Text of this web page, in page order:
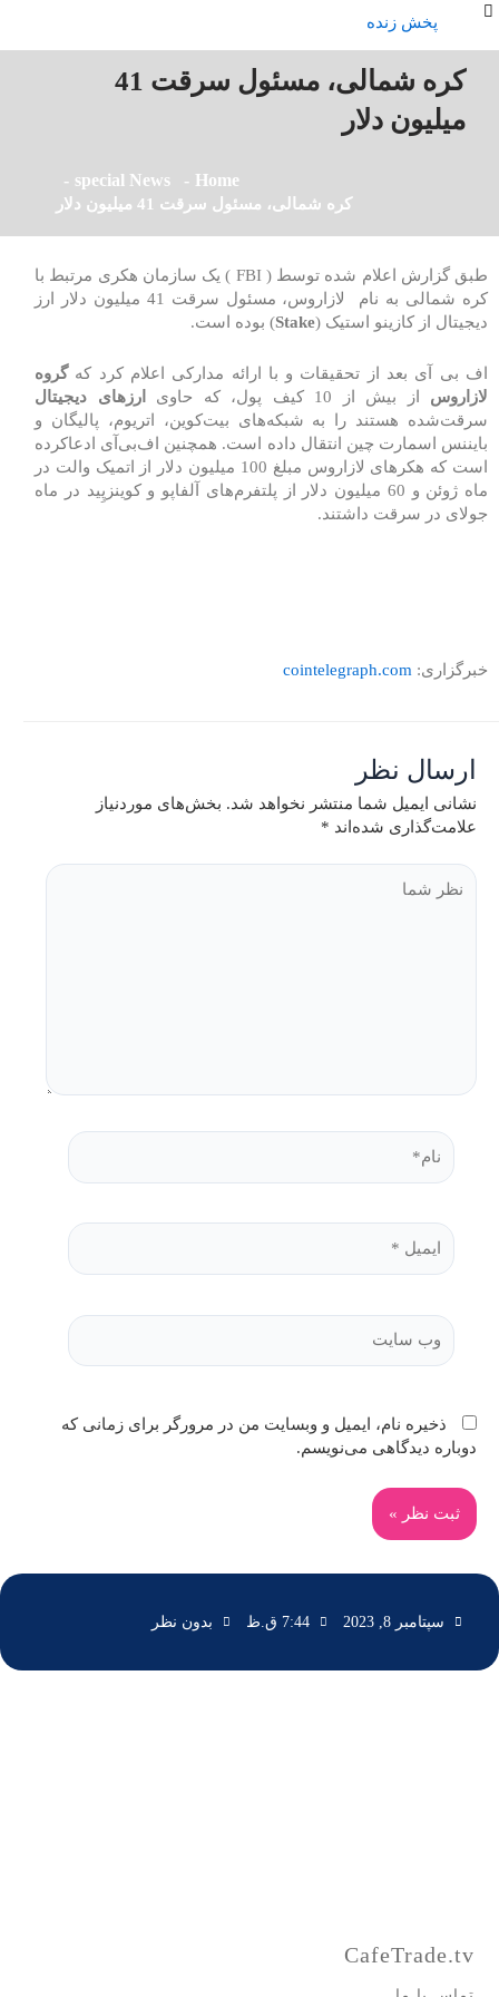
پخش زنده
کره شمالی، مسئول سرقت 41
میلیون دلار
Home
special News
کره شمالی، مسئول سرقت 41 میلیون دلار
طبق گزارش اعلام شده توسط ( FBI ) یک سازمان هکری مرتبط با
کره شمالی به نام لازاروس، مسئول سرقت 41 میلیون دلار ارز
دیجیتال از کازینو استیک (Stake) بوده است.
اف بی آی بعد از تحقیقات و با ارائه مدارکی اعلام کرد کهگروه
لازاروس از بیش از 10 کیف پول، که حاوی
ارزهای دیجیتال
سرقت‌شده هستند را به شبکه‌های بیت‌کوین، اتریوم، پالیگان و
بایننس اسمارت چین انتقال داده است. همچنین اف‌بی‌آی ادعاکرده
است که هکرهای لازاروس مبلغ 100 میلیون دلار از اتمیک والت در
ماه ژوئن و 60 میلیون دلار از پلتفرم‌های آلفاپو و کوینزپِید در ماه
جولای در سرقت داشتند.
خبرگزاری: cointelegraph.com
ارسال نظر
نشانی ایمیل شما منتشر نخواهد شد. بخش‌های موردنیاز
علامت‌گذاری شده‌اند *
ذخیره نام، ایمیل و وبسایت من در مرورگر برای زمانی که
دوباره دیدگاهی می‌نویسم.
سپتامبر 8, 2023 7:44 ق.ظ بدون نظر
CafeTrade.tv